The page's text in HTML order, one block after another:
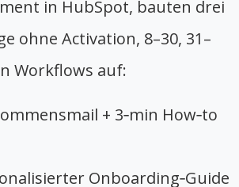
in HubSpot, bauten drei
ohne Activation, 8–30, 31–
Workflows auf:
+ 3‑min How‑to
Onboarding‑Guide